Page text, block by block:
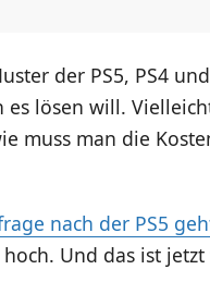
der PS5, PS4
es lösen will.
muss man die
nach der PS5
Und das ist jetzt